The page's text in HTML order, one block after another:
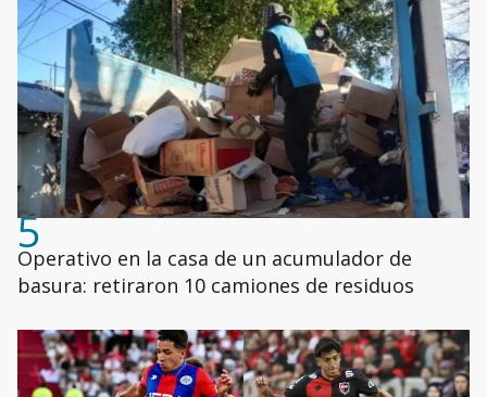
5
Operativo en la casa de un acumulador de
basura: retiraron 10 camiones de residuos